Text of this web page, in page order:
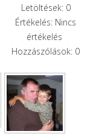
Letöltések: 0
Értékelés: Nincs
értékelés
Hozzászólások: 0